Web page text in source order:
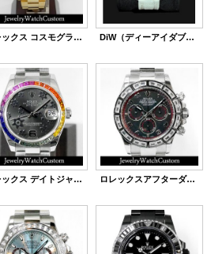
ロレックス コスモグラフデイトナ 116528 アフターダイヤ レインボーベゼル 文字盤 製作 DiW（ディーアイダブリュー）ロレックス デイトナ カーボン カスタム
ロレックス デイトジャスト 31 フラワー 178240 グレー文字盤 レインボーベゼル製作 ロレックスアフターダイヤ デイトナ 116509 WG バゲットダイヤベゼル